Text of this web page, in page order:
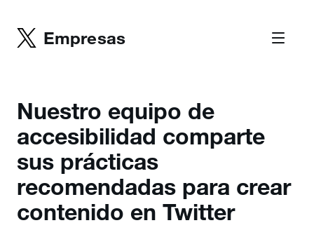
Empresas
Nuestro equipo de
accesibilidad comparte
sus prácticas
recomendadas para crear
contenido en Twitter